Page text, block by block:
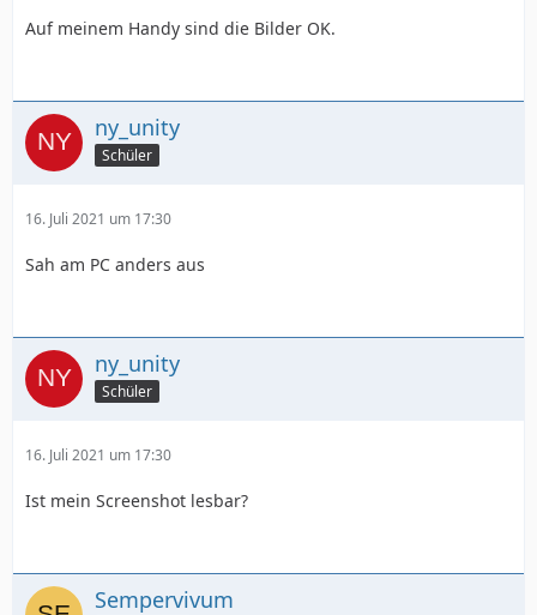
Auf meinem Handy sind die Bilder OK.
ny_unity
Schüler
16. Juli 2021 um 17:30
Sah am PC anders aus
ny_unity
Schüler
16. Juli 2021 um 17:30
Ist mein Screenshot lesbar?
Sempervivum